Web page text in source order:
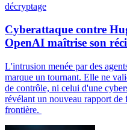
décryptage
Cyberattaque contre
OpenAI maîtrise son
L'intrusion menée par des
marque un tournant. Elle ne
de contrôle, ni celui d'une
révélant un nouveau rapport de
frontière.